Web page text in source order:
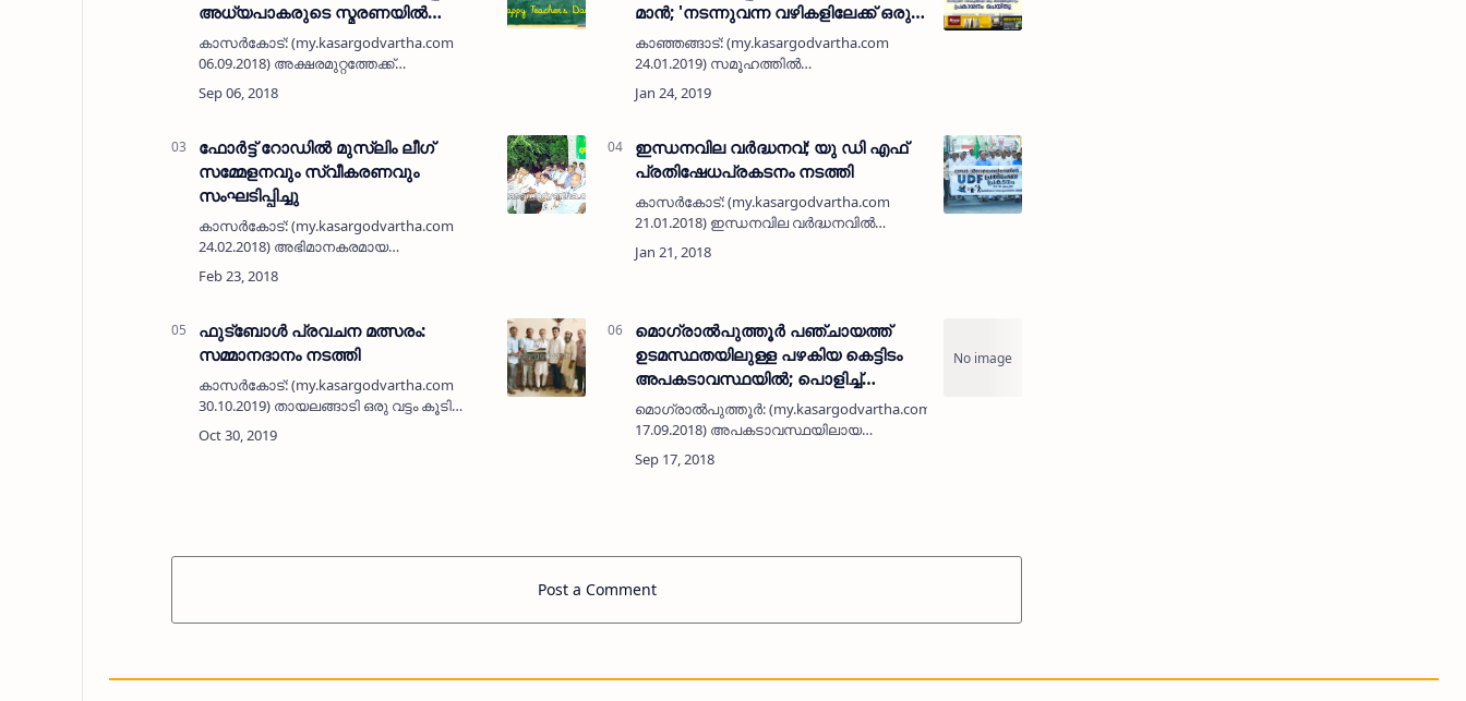
അധ്യപാകരുടെ സ്മരണയില്‍
അധ്യാപക ദിനാഘോഷം
കാസര്‍കോട്: (my.kasargodvartha.com
06.09.2018) അക്ഷരമുറ്റത്തേക്ക്
കൈപിടിച്ചുയര്‍ത്തിയ പ്രിയപ്പെട്ട
അധ്യപാകരുടെ സ്മരണയില്‍ അധ്യാപക
പരിപാ…
മാന്‍; 'നടന്നുവന്ന വഴികളിലേക്ക് ഒരു
തിരിഞ്ഞുനോട്ടം' പ്രകാശനം ചെയ്തു
കാഞ്ഞങ്ങാട്: (my.kasargodvartha.com
24.01.2019) സമൂഹത്തില്‍
പാര്‍ശ്വവല്‍ക്കരിക്കപ്പെടുന്നവര്‍ക്കുവേണ്ടി
ജീവിതം സമര്‍പ്പിച്ച വ്യക്തിയാണ് കൂക്കാനം
ഫോര്‍ട്ട് റോഡില്‍ മുസ്‌ലിം ലീഗ്
സമ്മേളനവും സ്വീകരണവും
സംഘടിപ്പിച്ചു
കാസര്‍കോട്: (my.kasargodvartha.com
24.02.2018) അഭിമാനകരമായ
അസ്തിത്വത്തിന്റെ ഏഴ് പതിറ്റാണ്ട് എന്ന
പ്രമേയത്തില്‍ മുസ്ലിം ലീഗ് കാസര്‍കോട്
ഇന്ധനവില വര്‍ദ്ധനവ്; യു ഡി എഫ്
പ്രതിഷേധപ്രകടനം നടത്തി
കാസര്‍കോട്: (my.kasargodvartha.com
21.01.2018) ഇന്ധനവില വര്‍ദ്ധനവില്‍
പ്രതിഷേധിച്ച് നിയോജക മണ്ഡലം
യു.ഡി.എഫ് കമ്മിറ്റിയുടെ നേതൃത്വത്തില്‍
ഫുട്‌ബോള്‍ പ്രവചന മത്സരം:
സമ്മാനദാനം നടത്തി
കാസര്‍കോട്: (my.kasargodvartha.com
30.10.2019) തായലങ്ങാടി ഒരു വട്ടം കൂടി
വാട്‌സാപ്പ് ഗ്രൂപ്പ് സംഘടിപ്പിച്ച കോപ്പ
അമേരിക്ക പ്രവചന മത്സരത്തിലെ
മൊഗ്രാല്‍പുത്തൂര്‍ പഞ്ചായത്ത്
ഉടമസ്ഥതയിലുള്ള പഴകിയ കെട്ടിടം
അപകടാവസ്ഥയില്‍; പൊളിച്ച്
മാറ്റാത്തതില്‍ റീത്ത് വെച്ച് പ്രതിഷേധം
മൊഗ്രാല്‍പുത്തൂര്‍: (my.kasargodvartha.com
17.09.2018) അപകടാവസ്ഥയിലായ
മൊഗ്രാല്‍പുത്തൂര്‍ പഞ്ചായത്ത്
ഉടമസ്ഥതയിലുള്ള പഴകിയ കെട്ടിടം പൊളിച്ച്
Post a Comment